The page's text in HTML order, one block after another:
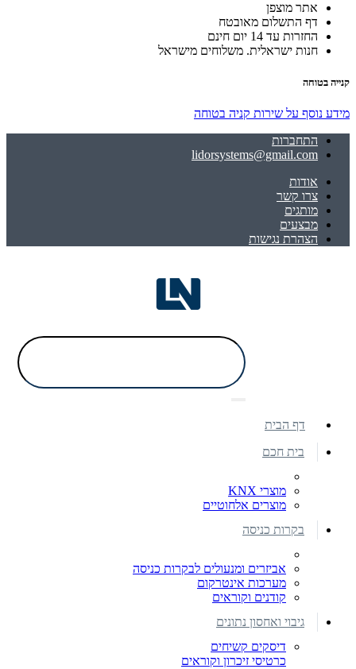
אתר מוצפן
דף התשלום מאובטח
החזרות עד 14 יום חינם
חנות ישראלית. משלוחים מישראל
קנייה בטוחה
מידע נוסף על שירות קניה בטוחה
התחברות
lidorsystems@gmail.com
אודות
צרו קשר
מותגים
מבצעים
הצהרת נגישות
דף הבית
בית חכם
מוצרי KNX
מוצרים אלחוטיים
בקרות כניסה
אביזרים ומנעולים לבקרות כניסה
מערכות אינטרקום
קודנים וקוראים
גיבוי ואחסון נתונים
דיסקים קשיחים
כרטיסי זיכרון וקוראים